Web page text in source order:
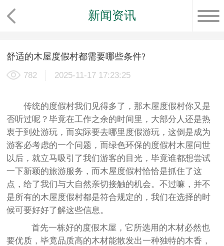
新闻资讯
舒适的木屋度假村都需要哪些条件?
782 2025-11-17 17:23:25
传统的度假村我们见得多了，那木屋度假村你又是
否听过呢？毕竟在工作之余的时间里，大部分人还是热
衷于到处游玩，而实际要去哪里度假游玩，这倒是成为
游客必考虑的一个问题，而绿色环保的度假村木屋问世
以后，就立马吸引了我们游客的目光，毕竟谁都想尝试
一下新颖的旅游服务，而木屋度假村恰恰是抓住了这
点，给了我们与大自然亲切接触的机会。不过嘛，并不
是所有的木屋度假村都是符合规定的，我们在选择的时
候可要好好了解这些信息。
首先一栋好的度假木屋，它所选用的木材必然也
要优质，毕竟品质高的木材能散发出一种独特的木香，